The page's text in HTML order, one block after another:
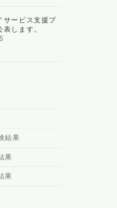
サービス支援プ
します。
結果
果
果